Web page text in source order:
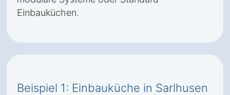
Einbauküchen.
Beispiel 1: Einbauküche in Sarlhusen